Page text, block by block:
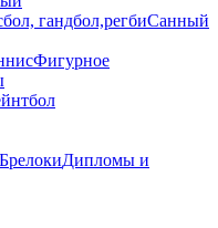
гандбол,регбиСанный
Фигурное
БрелокиДипломы и